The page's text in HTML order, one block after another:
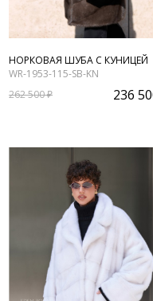
НОРКОВАЯ ШУБА С КУНИЦЕЙ
WR-1953-115-SB-KN
262 500 ₽
236